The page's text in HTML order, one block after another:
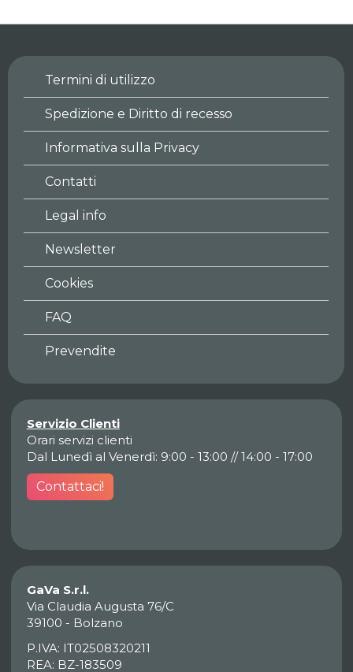
Magic: The Gathering
Foundations
Termini di utilizzo
Spedizione e Diritto di recesso
Informativa sulla Privacy
Contatti
Legal info
Newsletter
Cookies
FAQ
Prevendite
Servizio Clienti
Orari servizi clienti
Dal Lunedì al Venerdì: 9:00 - 13:00 // 14:00 - 17:00
Contattaci!
GaVa S.r.l.
Via Claudia Augusta 76/C
39100 - Bolzano
P.IVA: IT02508320211
REA: BZ-183509